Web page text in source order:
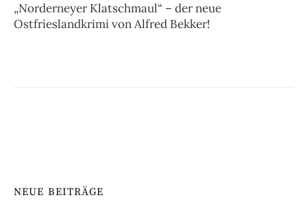
„Norderneyer Klatschmaul“ – der neue
Ostfrieslandkrimi von Alfred Bekker!
NEUE BEITRÄGE